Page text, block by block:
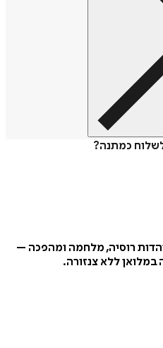
כמתנה?
רוסיה, מלחמה ומהפכה –
ללא צנזורה.